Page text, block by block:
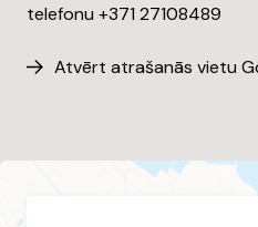
telefonu +371 27108489
Atvērt atrašanās vietu